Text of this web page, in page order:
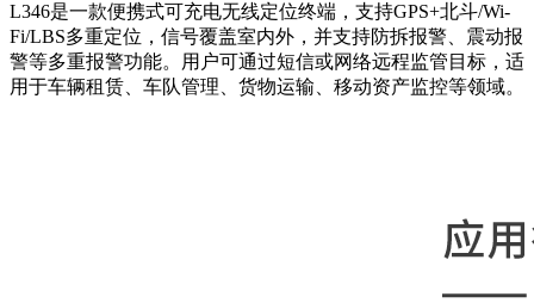
L346是一款便携式可充电无线定位终端，支持GPS+北斗/Wi-
Fi/LBS多重定位，信号覆盖室内外，并支持防拆报警、震动报
警等多重报警功能。用户可通过短信或网络远程监管目标，适
用于车辆租赁、车队管理、货物运输、移动资产监控等领域。